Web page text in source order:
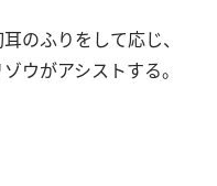
のふりをして応じ、
ウがアシストする。